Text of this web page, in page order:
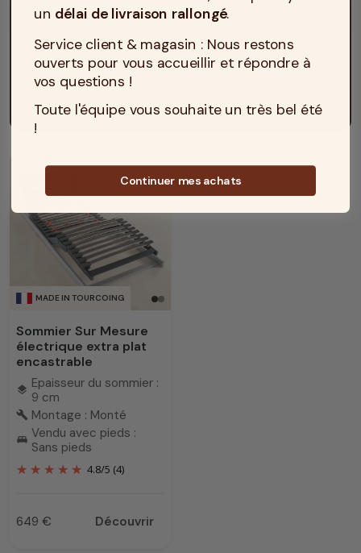
Livraison Matelas No Stress
MADE IN TOURCOING
Sommier Electrique
Sommier Sur Mesure
électrique extra plat
encastrable
layers Epaisseur du sommier :
9 cm
build Montage : Monté
king_bed Vendu avec pieds :
Sans pieds
4.8/5 (4)
Prix
649 € Découvrir
un délai de livraison rallongé.
Service client & magasin : Nous restons
ouverts pour vous accueillir et répondre à
vos questions !
Toute l'équipe vous souhaite un très bel été
!
Continuer mes achats